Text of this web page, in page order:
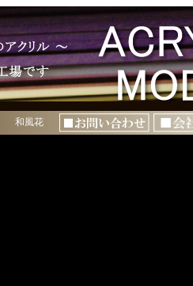
和風花